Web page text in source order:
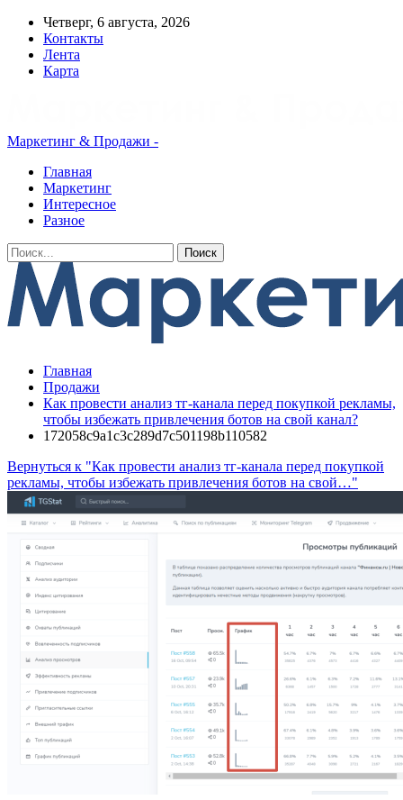
Четверг, 6 августа, 2026
Контакты
Лента
Карта
Маркетинг & Продажи -
Главная
Маркетинг
Интересное
Разное
Главная
Продажи
Как провести анализ тг-канала перед покупкой рекламы,
чтобы избежать привлечения ботов на свой канал?
172058c9a1c3c289d7c501198b110582
Вернуться к "Как провести анализ тг-канала перед покупкой
рекламы, чтобы избежать привлечения ботов на свой…"